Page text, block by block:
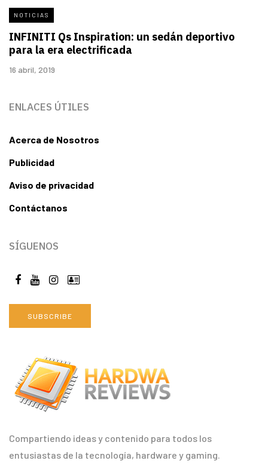
Compartiendo ideas y contenido para todos los
entusiastas de la tecnología, hardware y gaming.
NOTICIAS
INFINITI Qs Inspiration: un sedán deportivo
para la era electrificada
16 abril, 2019
ENLACES ÚTILES
Acerca de Nosotros
Publicidad
Aviso de privacidad
Contáctanos
SÍGUENOS
SUBSCRIBE